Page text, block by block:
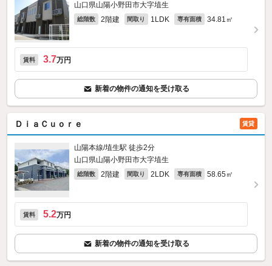
山口県山陽小野田市大字埴生
総階数 2階建 間取り 1LDK 専有面積 34.81㎡
賃料 3.7万円
新着の物件の通知を受け取る
ＤｉａＣｕｏｒｅ 賃貸
山陽本線/埴生駅 徒歩2分
山口県山陽小野田市大字埴生
総階数 2階建 間取り 2LDK 専有面積 58.65㎡
賃料 5.2万円
新着の物件の通知を受け取る